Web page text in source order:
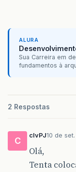
ALURA
Sua Carreira em
fundamentos à
2 Respostas
C
clvPJ10 de
Olá,
Tenta